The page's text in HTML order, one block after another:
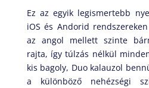
Ez az egyik legismertebb
iOS és Andorid
az angol mellett szinte
rajta, így túlzás nélkül
kis bagoly, Duo kalauzol
a különböző nehézségi